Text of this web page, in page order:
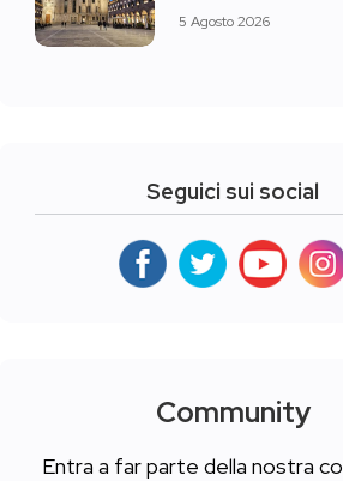
5 Agosto 2026
Seguici sui social
Community
Entra a far parte della nostra